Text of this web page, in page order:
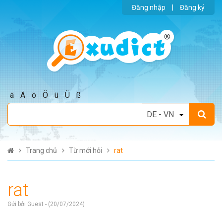
Đăng nhập Đăng ký
ä Ä ö Ö ü Ü ß
Trang chủ Từ mới hỏi rat
rat
Gửi bởi Guest - (20/07/2024)